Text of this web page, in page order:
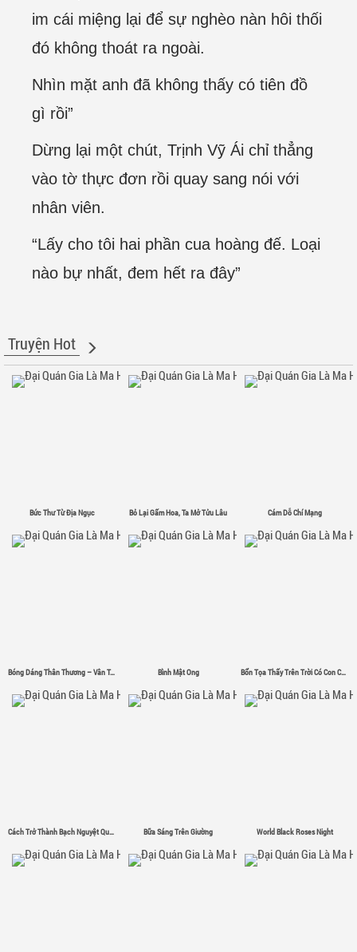
im cái miệng lại để sự nghèo nàn hôi thối
đó không thoát ra ngoài.
Nhìn mặt anh đã không thấy có tiên đồ
gì rồi”
Dừng lại một chút, Trịnh Vỹ Ái chỉ thẳng
vào tờ thực đơn rồi quay sang nói với
nhân viên.
“Lấy cho tôi hai phần cua hoàng đế. Loại
nào bự nhất, đem hết ra đây”
Truyện Hot
Bức Thư Từ Địa Ngục Bỏ Lại Gấm Hoa, Ta Mở Tửu Lâu Cám Dỗ Chí Mạng
Bóng Dáng Thân Thương – Vân Tân Bình Mật Ong Bổn Tọa Thấy Trên Trời Có Con Chim Sắt Σ( ゜- ゜)
Cách Trở Thành Bạch Nguyệt Quang Bữa Sáng Trên Giường World Black Roses Night